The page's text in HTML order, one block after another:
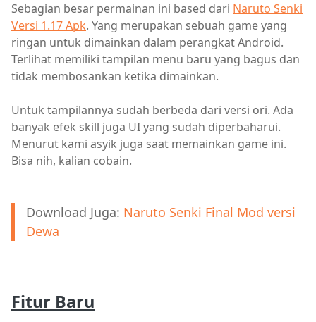
Sebagian besar permainan ini based dari Naruto Senki
Versi 1.17 Apk. Yang merupakan sebuah game yang
ringan untuk dimainkan dalam perangkat Android.
Terlihat memiliki tampilan menu baru yang bagus dan
tidak membosankan ketika dimainkan.
Untuk tampilannya sudah berbeda dari versi ori. Ada
banyak efek skill juga UI yang sudah diperbaharui.
Menurut kami asyik juga saat memainkan game ini.
Bisa nih, kalian cobain.
Download Juga: Naruto Senki Final Mod versi
Dewa
Fitur Baru